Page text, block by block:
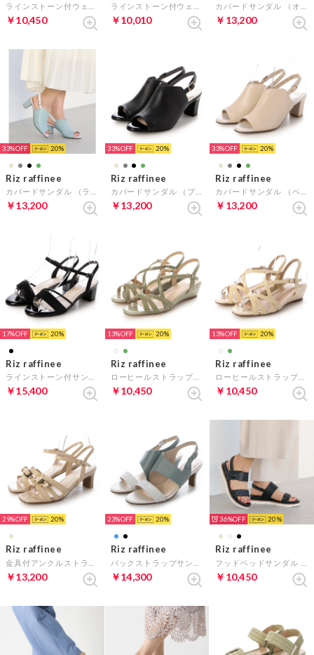
￥10,450 ￥10,010 ￥13,200
33% 20
Riz raffinee
￥13,200
33% 20
Riz raffinee
￥13,200
33% 20
Riz raffinee
￥13,200
17% 20
Riz raffinee
￥15,400
13% 20
Riz raffinee
￥10,450
13% 20
Riz raffinee
￥10,450
29% 20
Riz raffinee
￥13,200
23% 20
Riz raffinee
￥14,300
36% 20
Riz raffinee
￥10,450